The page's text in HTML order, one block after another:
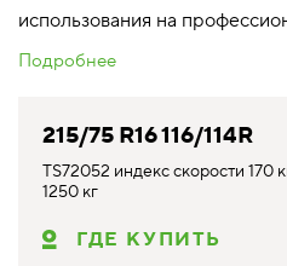
использования на
Подробнее
215/75 R16 116/114R
TS72052 индекс скорости 170
1250 кг
ГДЕ КУПИТЬ